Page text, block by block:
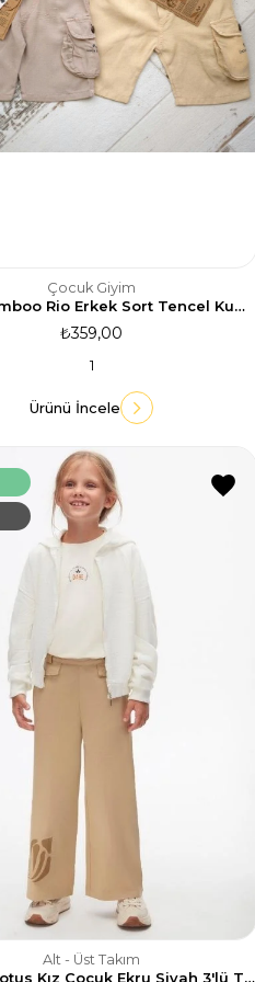
Çocuk Giyim
Coala Bamboo Rio Erkek Sort Tencel Kumaş / Limon
1
₺359,00
Ürünü İncele
Alt - Üst Takım
NK Kids Lotus Kız Çocuk Ekru Siyah 3'lü Takım (Hırka + Tshirt + Pantolon)